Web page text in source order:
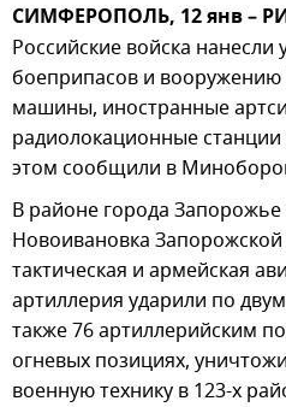
СИМФЕРОПОЛЬ, 12 янв –
Российские войска нанесли
боеприпасов и
машины, иностранные
радиолокационные
этом сообщили в
В районе города Запорожье
Новоивановка
тактическая и армейская
артиллерия ударили по
также 76 артиллерийским
огневых позициях,
военную технику в 123-х